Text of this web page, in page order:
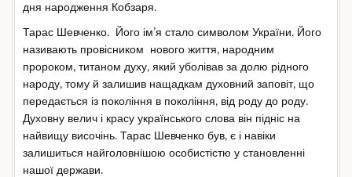
дня народження Кобзаря.
Тарас Шевченко. Його ім’я стало символом України. Його
називають провісником нового життя, народним
пророком, титаном духу, який уболівав за долю рідного
народу, тому й залишив нащадкам духовний заповіт, що
передається із покоління в покоління, від роду до роду.
Духовну велич і красу українського слова він підніс на
найвищу височінь. Тарас Шевченко був, є і навіки
залишиться найголовнішою особистістю у становленні
нашої держави.